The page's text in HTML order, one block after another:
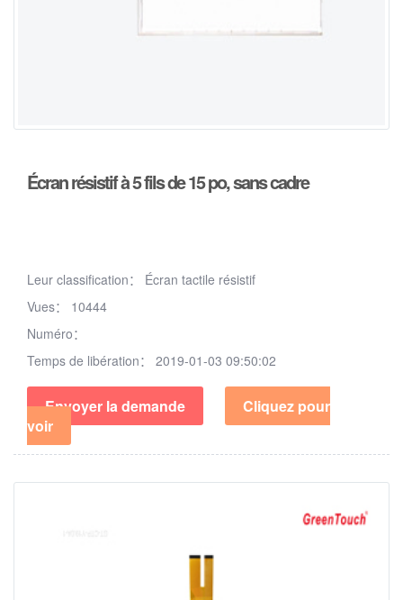
Écran résistif à 5 fils de 15 po, sans cadre
Leur classification： Écran tactile résistif
Vues： 10444
Numéro：
Temps de libération： 2019-01-03 09:50:02
Envoyer la demande
Cliquez pour
voir